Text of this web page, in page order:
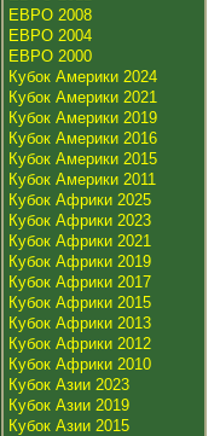
ЕВРО 2008
ЕВРО 2004
ЕВРО 2000
Кубок Америки 2024
Кубок Америки 2021
Кубок Америки 2019
Кубок Америки 2016
Кубок Америки 2015
Кубок Америки 2011
Кубок Африки 2025
Кубок Африки 2023
Кубок Африки 2021
Кубок Африки 2019
Кубок Африки 2017
Кубок Африки 2015
Кубок Африки 2013
Кубок Африки 2012
Кубок Африки 2010
Кубок Азии 2023
Кубок Азии 2019
Кубок Азии 2015